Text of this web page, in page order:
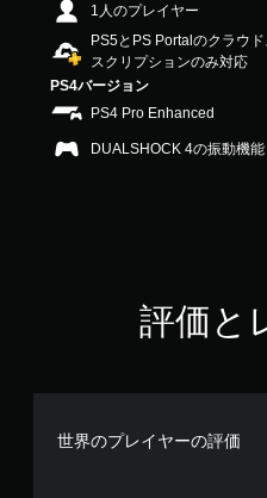
2
で
1人のプレイヤー
PS5とPS Portalのクラウ
スクリプションのみ対応
PS4バージョン
PS4 Pro Enhanced
DUALSHOCK 4の振動機能
評価と
世界のプレイヤーの評価